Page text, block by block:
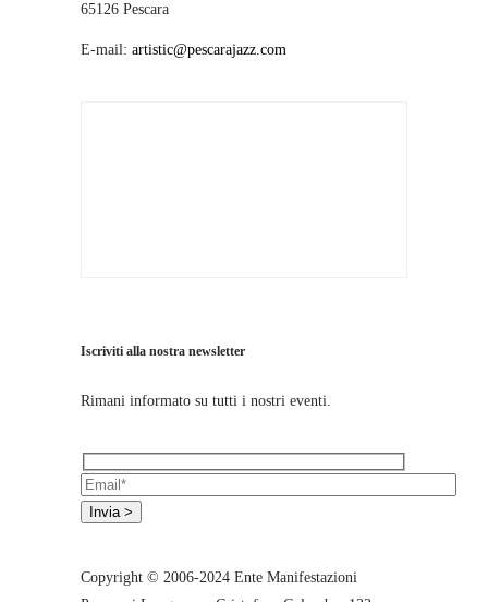
65126 Pescara
E-mail: artistic@pescarajazz.com
Iscriviti alla nostra newsletter
Rimani informato su tutti i nostri eventi.
Copyright © 2006-2024 Ente Manifestazioni